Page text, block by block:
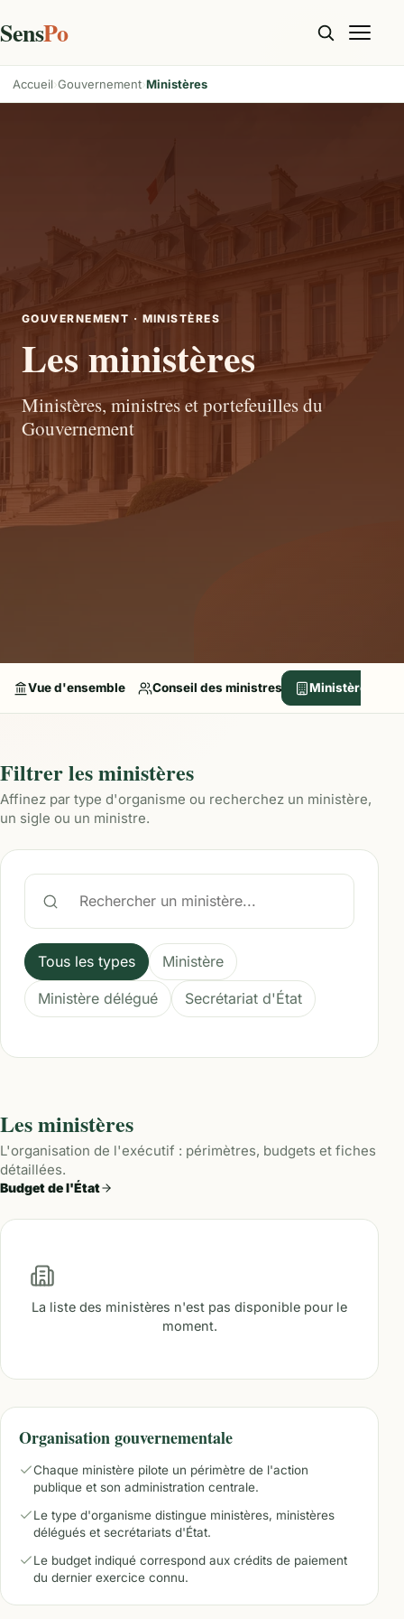
SensPo
Accueil Gouvernement Ministères
GOUVERNEMENT · MINISTÈRES
Les ministères
Ministères, ministres et portefeuilles du
Gouvernement
Vue d'ensemble Conseil des ministres Ministères
Filtrer les ministères
Affinez par type d'organisme ou recherchez un ministère,
un sigle ou un ministre.
Rechercher un ministère
Tous les types Ministère
Ministère délégué Secrétariat d'État
Les ministères
L'organisation de l'exécutif : périmètres, budgets et fiches
détaillées.
Budget de l'État
La liste des ministères n'est pas disponible pour le
moment.
Organisation gouvernementale
Chaque ministère pilote un périmètre de l'action
publique et son administration centrale.
Le type d'organisme distingue ministères, ministères
délégués et secrétariats d'État.
Le budget indiqué correspond aux crédits de paiement
du dernier exercice connu.